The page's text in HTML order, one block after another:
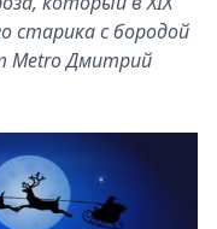
старика с бородой
Metro Дмитрий